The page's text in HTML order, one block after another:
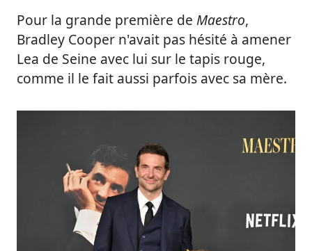
Pour la grande première de Maestro,
Bradley Cooper n'avait pas hésité à amener
Lea de Seine avec lui sur le tapis rouge,
comme il le fait aussi parfois avec sa mère.